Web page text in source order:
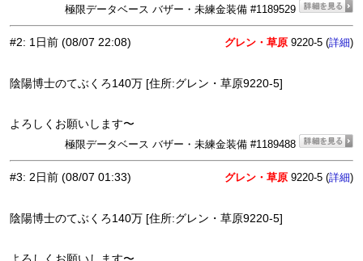
極限データベース バザー・未練金装備 #1189529
#2: 1日前 (08/07 22:08) グレン・草原 9220-5 (詳細)
陰陽博士のてぶくろ140万 [住所:グレン・草原9220-5]
よろしくお願いします〜
極限データベース バザー・未練金装備 #1189488
#3: 2日前 (08/07 01:33) グレン・草原 9220-5 (詳細)
陰陽博士のてぶくろ140万 [住所:グレン・草原9220-5]